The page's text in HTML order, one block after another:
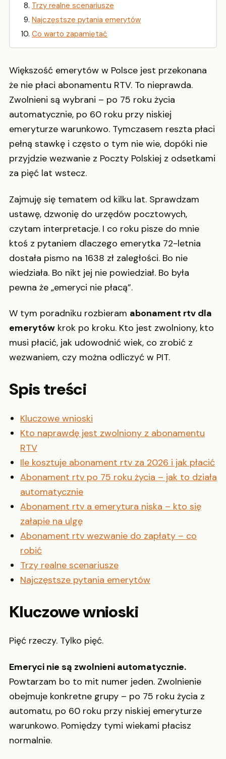
Trzy realne scenariusze
Najczęstsze pytania emerytów
Co warto zapamiętać
Większość emerytów w Polsce jest przekonana
że nie płaci abonamentu RTV. To nieprawda.
Zwolnieni są wybrani – po 75 roku życia
automatycznie, po 60 roku przy niskiej
emeryturze warunkowo. Tymczasem reszta płaci
pełną stawkę i często o tym nie wie, dopóki nie
przyjdzie wezwanie z Poczty Polskiej z odsetkami
za pięć lat wstecz.
Zajmuję się tematem od kilku lat. Sprawdzam
ustawę, dzwonię do urzędów pocztowych,
czytam interpretacje. I co roku pisze do mnie
ktoś z pytaniem dlaczego emerytka 72-letnia
dostała pismo na 1638 zł zaległości. Bo nie
wiedziała. Bo nikt jej nie powiedział. Bo była
pewna że „emeryci nie płacą”.
W tym poradniku rozbieram abonament rtv dla
emerytów krok po kroku. Kto jest zwolniony, kto
musi płacić, jak udowodnić wiek, co zrobić z
wezwaniem, czy można odliczyć w PIT.
Spis treści
Kluczowe wnioski
Kto naprawdę jest zwolniony z abonamentu
RTV
Ile kosztuje abonament rtv za 2026 i jak płacić
Abonament rtv po 75 roku życia – jak to działa
automatycznie
Abonament rtv a emerytura niska – kto się
załapie na ulgę
Abonament rtv wezwanie do zapłaty – co
robić
Trzy realne scenariusze
Najczęstsze pytania emerytów
Kluczowe wnioski
Pięć rzeczy. Tylko pięć.
Emeryci nie są zwolnieni automatycznie.
Powtarzam bo to mit numer jeden. Zwolnienie
obejmuje konkretne grupy – po 75 roku życia z
automatu, po 60 roku przy niskiej emeryturze
warunkowo. Pomiędzy tymi wiekami płacisz
normalnie.